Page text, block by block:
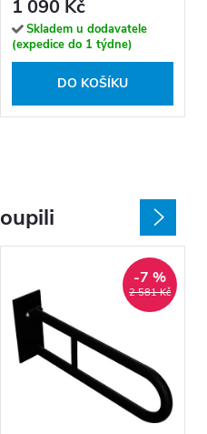
1 090 Kč
Skladem u dodavatele
(expedice do 1 týdne)
DO KOŠÍKU
2 581 Kč
-7 %